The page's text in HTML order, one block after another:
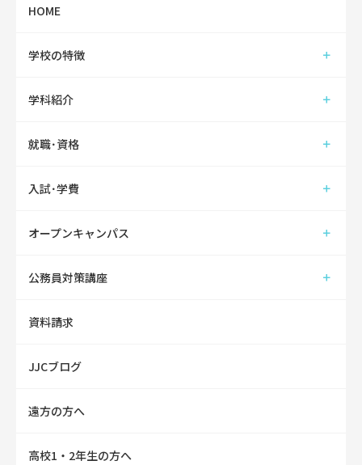
HOME
学校の特徴
学科紹介
就職･資格
入試･学費
オープンキャンパス
公務員対策講座
資料請求
JJCブログ
遠方の方へ
高校1・2年生の方へ